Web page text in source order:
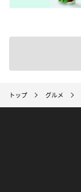
トップ グルメ